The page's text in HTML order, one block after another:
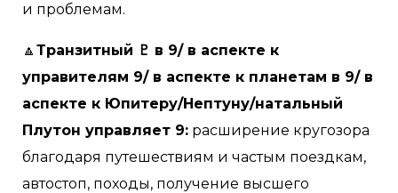
и проблемам.
🔼 Транзитный ♇ в 9/ в аспекте к
управителям 9/ в аспекте к планетам в 9/ в
аспекте к Юпитеру/Нептуну/натальный
Плутон управляет 9: расширение кругозора
благодаря путешествиям и частым поездкам,
автостоп, походы, получение высшего